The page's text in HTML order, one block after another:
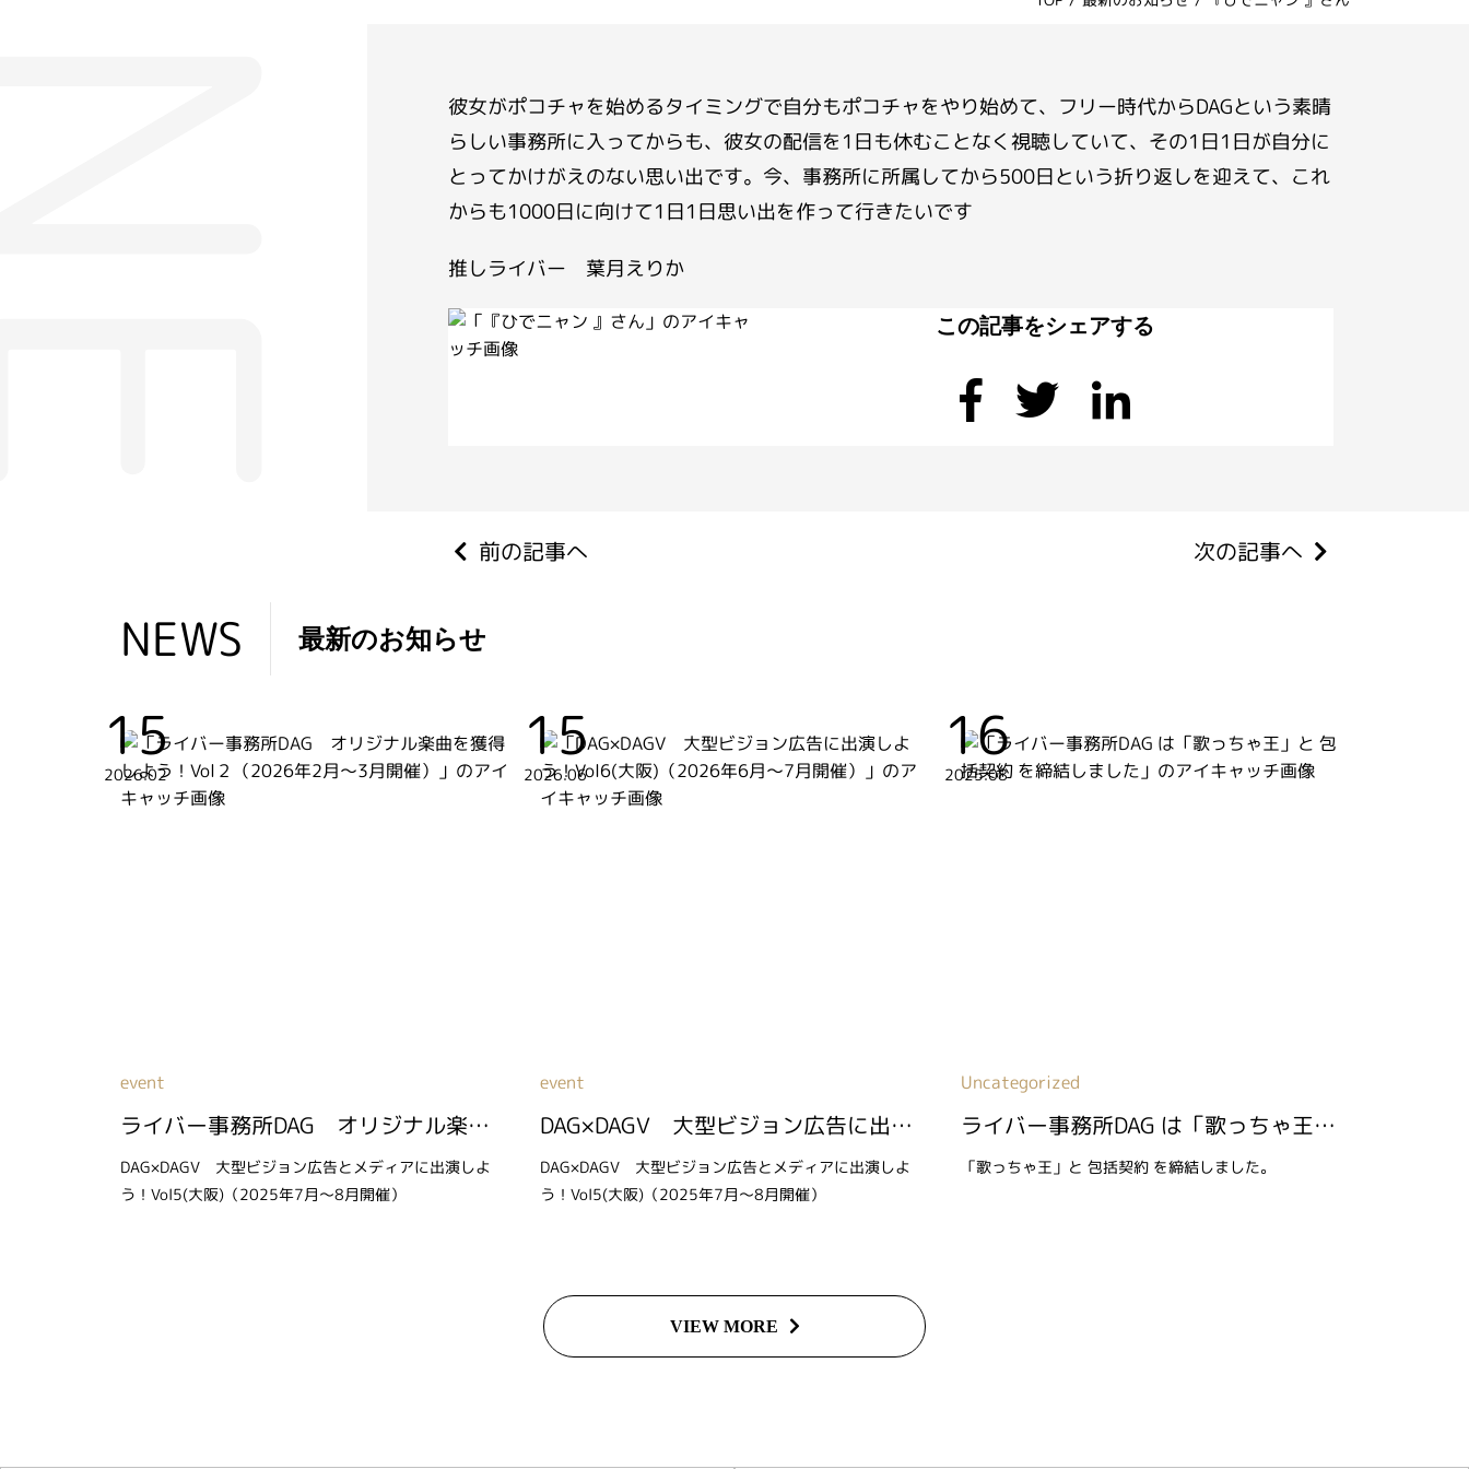
彼女がポコチャを始めるタイミングで自分もポコチャをやり始めて、フリー時代からDAGという素晴
らしい事務所に入ってからも、彼女の配信を1日も休むことなく視聴していて、その1日1日が自分に
とってかけがえのない思い出です。今、事務所に所属してから500日という折り返しを迎えて、これ
からも1000日に向けて1日1日思い出を作って行きたいです
推しライバー 葉月えりか
この記事をシェアする
前の記事へ 次の記事へ
NEWS 最新のお知らせ
15
2026.02
event
ライバー事務所DAG オリジナル楽曲を獲得しよう！Vol２（2026年2月～3月開催）
DAG×DAGV 大型ビジョン広告とメディアに出演しよ
う！Vol5(大阪)（2025年7月～8月開催）
15
2026.06
event
DAG×DAGV 大型ビジョン広告に出演しよう！Vol6(大阪)（2026年6月～7月開催）
DAG×DAGV 大型ビジョン広告とメディアに出演しよ
う！Vol5(大阪)（2025年7月～8月開催）
16
2025.08
Uncategorized
ライバー事務所DAG は「歌っちゃ王」と 包括契約 を締結しました
「歌っちゃ王」と 包括契約 を締結しました。
VIEW MORE